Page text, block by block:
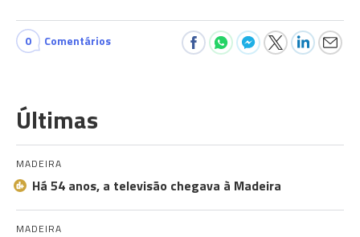
0 Comentários
Últimas
MADEIRA
Há 54 anos, a televisão chegava à Madeira
MADEIRA